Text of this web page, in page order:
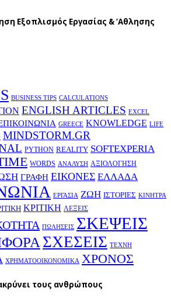
Εξοπλισμός Εργασίας & ‘Aθλησης
BUSINESS TIPS CALCULATIONS
ENGLISH ARTICLES EXCEL
GREECE KNOWLEDGE LIFE
MINDSTORM.GR
PYTHON REALITY SOFTEXPERIA
WORDS ΑΝΑΛΥΣΗ ΑΞΙΟΛΟΓΗΣΗ
ΓΡΑΦΗ ΕΙΚΟΝΕΣ ΕΛΛΑΔΑ
ΕΡΓΑΣΙΑ ΖΩΗ ΙΣΤΟΡΙΕΣ ΚΙΝΗΤΡΑ
ΚΡΙΤΙΚΗ ΛΕΞΕΙΣ
ΠΩΛΗΣΕΙΣ ΣΚΕΨΕΙΣ
ΣΧΕΣΕΙΣ ΤΕΧΝΗ
ΧΡΗΜΑΤΟΟΙΚΟΝΟΜΙΚΑ ΧΡΟΝΟΣ
τους ανθρώπους